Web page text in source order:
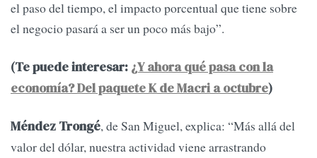
el paso del tiempo, el impacto porcentual que tiene sobre
el negocio pasará a ser un poco más bajo”.
(Te puede interesar: ¿Y ahora qué pasa con la
economía? Del paquete K de Macri a octubre)
Méndez Trongé, de San Miguel, explica: “Más allá del
valor del dólar, nuestra actividad viene arrastrando